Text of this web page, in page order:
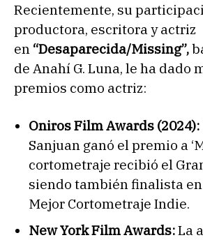
Recientemente, su
productora, escritora y actriz
en “Desaparecida/Missing”,
de Anahí G. Luna, le ha dado
premios como actriz:
Oniros Film Awards (2024):
Sanjuan ganó el premio a
cortometraje recibió el
siendo también finalista
Mejor Cortometraje Indie.
New York Film Awards:La